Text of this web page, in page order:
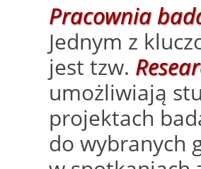
Pracownia
Jednym z
jest tzw.
umożliwiają
projektach
do wybranych